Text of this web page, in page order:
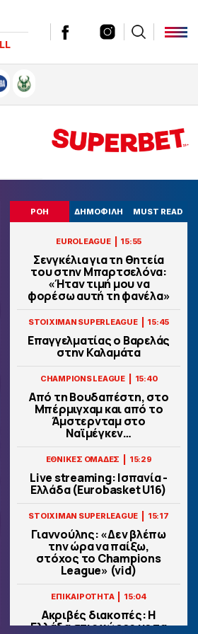
ΡΟΗ ΔΗΜΟΦΙΛΗ MUST READ
EUROLEAGUE 15:55
Σενγκέλια για τη θητεία
του στην Μπαρτσελόνα:
«Ήταν τιμή μου να
φορέσω αυτή τη φανέλα»
STOIXIMAN SUPERLEAGUE 15:45
Επαγγελματίας ο Βαρελάς
στην Καλαμάτα
CHAMPIONS LEAGUE 15:40
Από τη Βουδαπέστη, στο
Μπέρμιγχαμ και από το
Άμστερνταμ στο
Ναϊμέγκεν…
ΕΘΝΙΚΕΣ ΟΜΑΔΕΣ 15:29
Live streaming: Ισπανία -
Ελλάδα (Eurobasket U16)
STOIXIMAN SUPERLEAGUE 15:17
Γιαννούλης: «Δεν βλέπω
την ώρα να παίξω,
στόχος το Champions
League» (vid)
ΕΠΙΚΑΙΡΟΤΗΤΑ 15:04
Ακριβές διακοπές: Η
Ελλάδα στις χώρες με τα